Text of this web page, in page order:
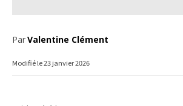
ParValentine Clément
Modifié le23 janvier 2026